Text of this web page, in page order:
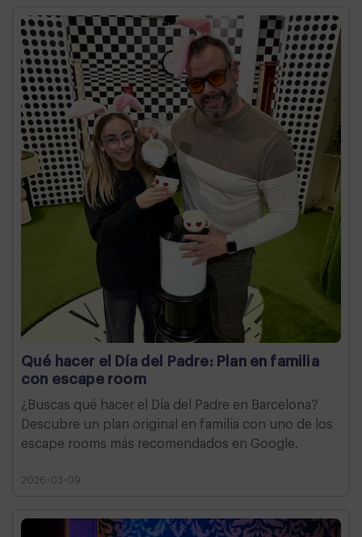
Qué hacer el Día del Padre: Plan en familia
con escape room
¿Buscas qué hacer el Día del Padre en Barcelona?
Descubre un plan original en familia con uno de los
escape rooms más recomendados en Google.
2026-03-09